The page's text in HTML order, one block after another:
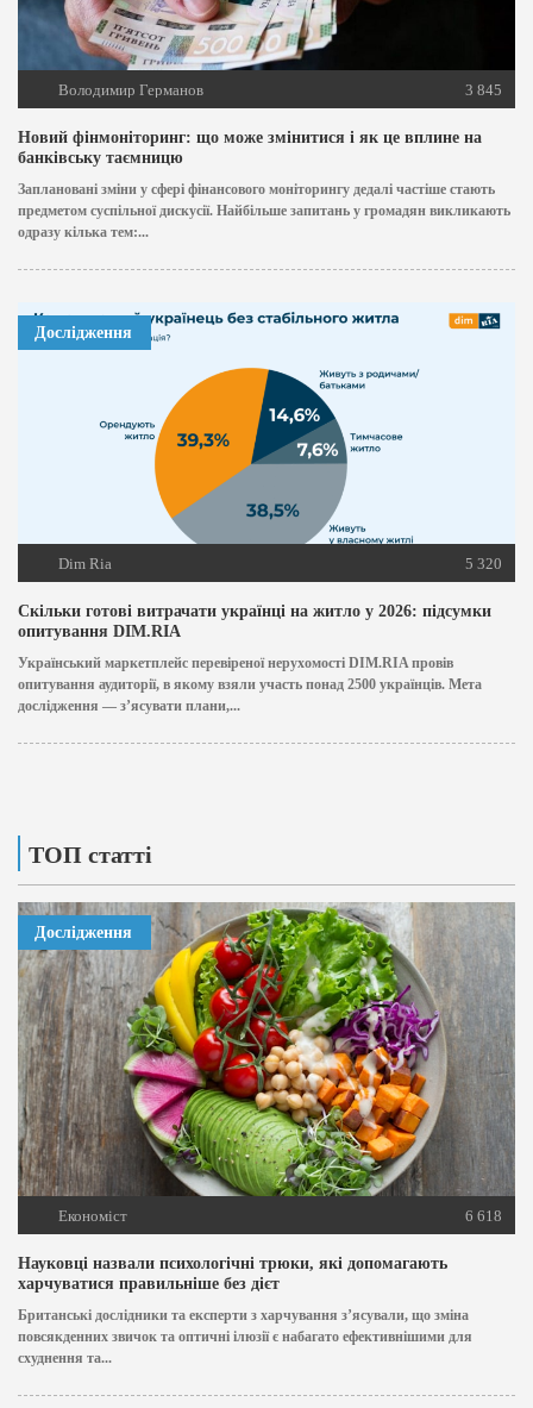
Володимир Германов 3 845
Новий фінмоніторинг: що може змінитися і як це вплине на
банківську таємницю
Заплановані зміни у сфері фінансового моніторингу дедалі частіше стають
предметом суспільної дискусії. Найбільше запитань у громадян викликають
одразу кілька тем:...
Дослідження
Dim Ria 5 320
Скільки готові витрачати українці на житло у 2026: підсумки
опитування DIM.RIA
Український маркетплейс перевіреної нерухомості DIM.RIA провів
опитування аудиторії, в якому взяли участь понад 2500 українців. Мета
дослідження — з’ясувати плани,...
ТОП статті
Дослідження
Економіст 6 618
Науковці назвали психологічні трюки, які допомагають
харчуватися правильніше без дієт
Британські дослідники та експерти з харчування з’ясували, що зміна
повсякденних звичок та оптичні ілюзії є набагато ефективнішими для
схуднення та...